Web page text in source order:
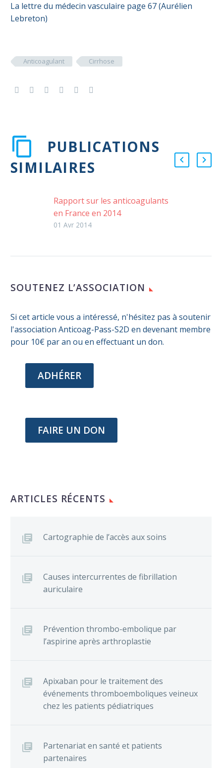
La lettre du médecin vasculaire page 67 (Aurélien
Lebreton)
Anticoagulant Cirrhose
PUBLICATIONS
SIMILAIRES
Rapport sur les anticoagulants
en France en 2014
Rapport sur les anticoagulants
01 Avr 2014
SOUTENEZ L’ASSOCIATION
Si cet article vous a intéressé, n'hésitez pas à soutenir
l'association Anticoag-Pass-S2D en devenant membre
pour 10€ par an ou en effectuant un don.
ADHÉRER
FAIRE UN DON
ARTICLES RÉCENTS
Cartographie de l’accès aux soins
Causes intercurrentes de fibrillation
auriculaire
Prévention thrombo-embolique par
l’aspirine après arthroplastie
Apixaban pour le traitement des
événements thromboemboliques veineux
chez les patients pédiatriques
Partenariat en santé et patients
partenaires